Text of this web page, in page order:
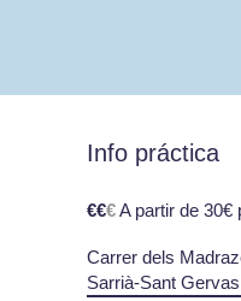
Info práctica
€€€A partir de 30€
Carrer dels
Sarrià-Sant